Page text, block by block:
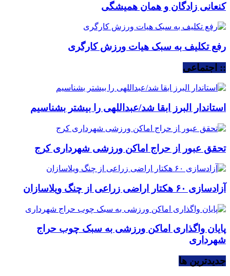
کنعانی زادگان و همان همیشگی
رفع تکلیف به سبک هیات ورزش کارگری
:: اجتماعی
استاندار البرز ابقا شد/عبداللهی را بیشتر بشناسیم
تحقق عبور از حراج اماکن ورزشی شهرداری کرج
آزادسازی ۶۰ هکتار اراضی زراعی از چنگ ویلاسازان
پایان واگذاری اماکن ورزشی به سبک چوب حراج
شهرداری
جديدترين ها